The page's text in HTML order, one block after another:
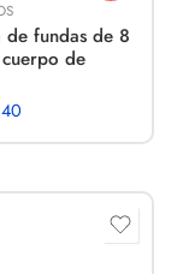
de fundas de 8
de